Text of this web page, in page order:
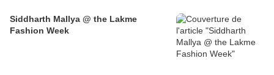
Siddharth Mallya @ the Lakme
Fashion Week